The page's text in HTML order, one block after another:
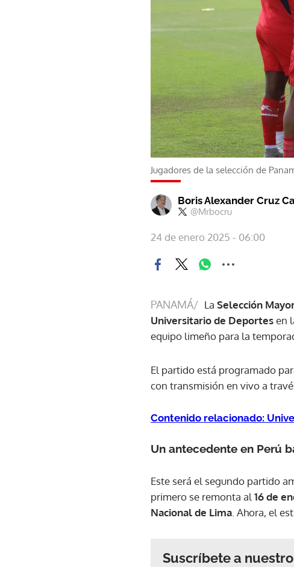
Jugadores de la selección de
Boris Alexander Cruz
@Mrbocru
24 de enero 2025 - 06:00
PANAMÁ/ La Selección
Universitario de Deportesen
equipo limeño para la
El partido está programado
con transmisión en vivo a
Contenido relacionado:
Un antecedente en Perú
Este será el segundo partido
primero se remonta al 16 de
Nacional de Lima . Ahora, el
Suscríbete a